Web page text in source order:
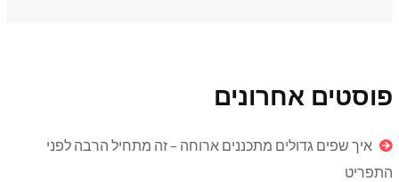
פוסטים אחרונים
איך שפים גדולים מתכננים ארוחה – זה מתחיל הרבה לפני
התפריט